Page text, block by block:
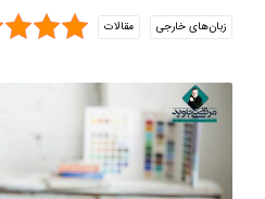
زبان‌های خارجی مقالات